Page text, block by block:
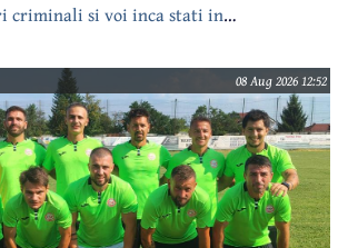
criminali si voi inca stati in
08 Aug 2026 12:52